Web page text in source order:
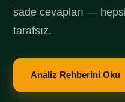
sade cevapları —
tarafsız.
Analiz Rehberini Oku